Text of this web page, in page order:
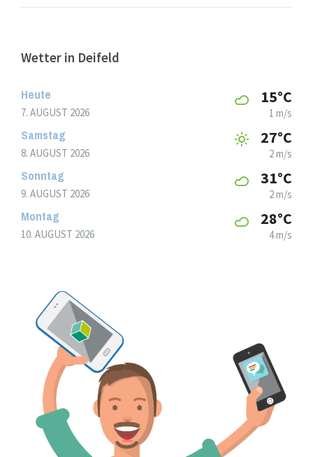
Wetter in Deifeld
Heute
7. AUGUST 2026
15°C
1 m/s
Samstag
8. AUGUST 2026
27°C
2 m/s
Sonntag
9. AUGUST 2026
31°C
2 m/s
Montag
10. AUGUST 2026
28°C
4 m/s